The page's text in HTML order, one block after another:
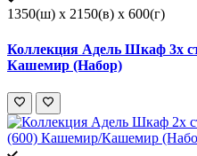
1350(ш) x 2150(в) x 600(г)
Коллекция Адель Шкаф 3х
Кашемир (Набор)